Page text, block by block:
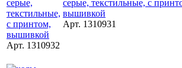
Арт. 1310932
Арт. 1310931